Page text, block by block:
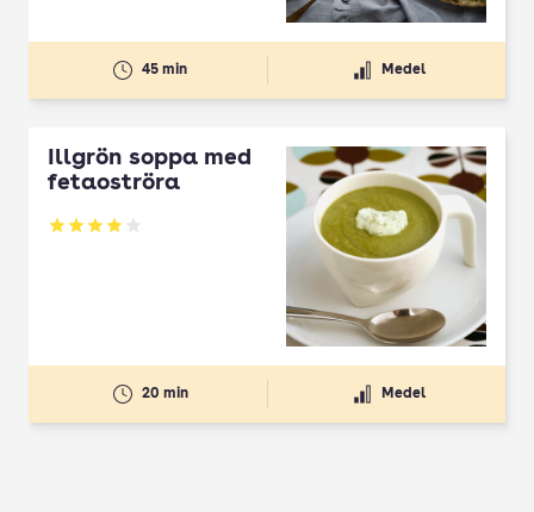
45 min Medel
Illgrön soppa med
fetaoströra
Betyg: 4.07 av 5
20 min Medel